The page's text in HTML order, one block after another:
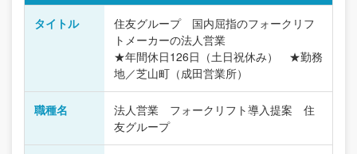
タイトル
住友グループ 国内屈指のフォークリフ
トメーカーの法人営業
★年間休日126日（土日祝休み） ★勤務
地／芝山町（成田営業所）
職種名
法人営業 フォークリフト導入提案 住
友グループ